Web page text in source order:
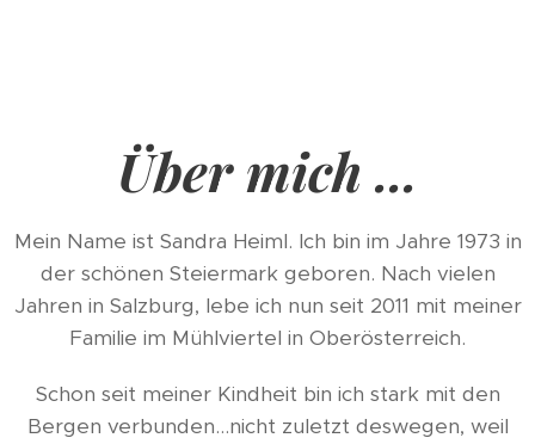
Über mich ...
Mein Name ist Sandra Heiml. Ich bin im Jahre 1973 in
der schönen Steiermark geboren. Nach vielen
Jahren in Salzburg, lebe ich nun seit 2011 mit meiner
Familie im Mühlviertel in Oberösterreich.
Schon seit meiner Kindheit bin ich stark mit den
Bergen verbunden...nicht zuletzt deswegen, weil